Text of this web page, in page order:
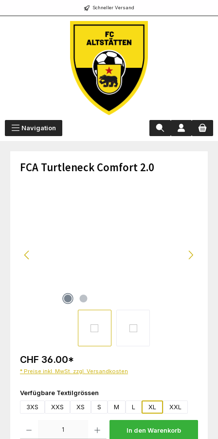
Schneller Versand
Navigation
FCA Turtleneck Comfort 2.0
CHF 36.00*
* Preise inkl. MwSt. zzgl. Versandkosten
Verfügbare Textilgrössen
3XS
XXS XS S M L XL XXL
In den Warenkorb